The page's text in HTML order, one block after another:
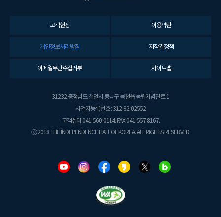
고객헌장 이용약관
개인정보처리방침 저작권정책
이메일무단수집거부 사이트맵
31232 충청남도 천안시 동남구 목천읍 독립기념관로 1
사업자등록번호 : 312-82-02552
고객센터 041-560-0114. FAX 041-557-8167.
ⓒ 2018 THE INDEPENDENCE HALL OF KOREA. ALL RIGHTS RESERVED.